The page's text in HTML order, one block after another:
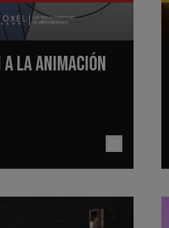
LA ANIMACIÓN